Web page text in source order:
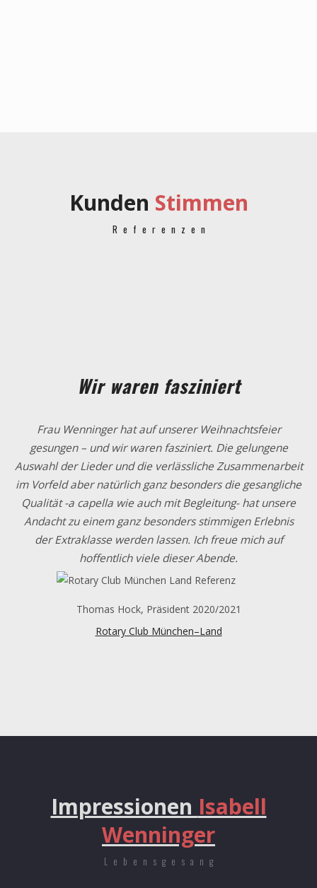
Kunden Stimmen
Referenzen
Wir waren fasziniert
Frau Wenninger hat auf unserer Weihnachtsfeier
gesungen – und wir waren fasziniert. Die gelungene
Auswahl der Lieder und die verlässliche Zusammenarbeit
im Vorfeld aber natürlich ganz besonders die gesangliche
Qualität -a capella wie auch mit Begleitung- hat unsere
Andacht zu einem ganz besonders stimmigen Erlebnis
der Extraklasse werden lassen. Ich freue mich auf
hoffentlich viele dieser Abende.
Thomas Hock, Präsident 2020/2021
Rotary Club München–Land
Impressionen Isabell
Wenninger
Lebensgesang